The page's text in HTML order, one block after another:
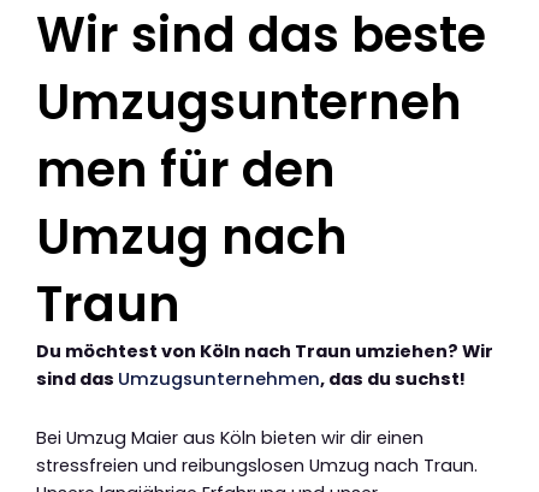
Wir sind das beste
Umzugsunterneh
men für den
Umzug nach
Traun
Du möchtest von Köln nach Traun umziehen? Wir
sind das Umzugsunternehmen, das du suchst!
Bei Umzug Maier aus Köln bieten wir dir einen
stressfreien und reibungslosen Umzug nach Traun.